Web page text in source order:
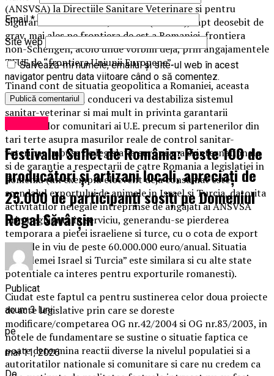
(ANSVSA) la Directiile Sanitare Veterinare si pentru
Siguranta Alimentelor Judetene (DSVSA), fapt deosebit de
grav, mai ales pe frontiera de est a Romaniei, frontiera
non-Schengen, acolo unde vorbim deja, prin angajamentele
TFUE de “frontiera Uniunii Europene”.
Tinand cont de situatia geopolitica a Romaniei, aceasta
intentie a actualei conduceri va destabiliza sistemul
sanitar-veterinar si mai mult in privinta garantarii
partenerilor comunitari ai U.E. precum si partenerilor din
tari terte asupra masurilor reale de control sanitar-
veterinar impuse de legislatia europeana si internationala
si de garantie a respectarii de catre Romania a legislatiei in
domeniu (un exemplu elocvent deja consumat este
scandalul exportului de animale in Israel si Turcia, datorita
activitatilor nelegale intreprinse de angajati ai ANSVSA
prin neglijenta in serviciu, generandu-se pierderea
temporara a pietei israeliene si turce, cu o cota de export
animale in viu de peste 60.000.000 euro/anual. Situatia
“problemei Israel si Turcia” este similara si cu alte state
potentiale ca interes pentru exporturile romanesti).
Ciudat este faptul ca pentru sustinerea celor doua proiecte
de acte legislative prin care se doreste
modificare/competarea OG nr.42/2004 si OG nr.83/2003, in
notele de fundamentare se sustine o situatie faptica ce
poate determina reactii diverse la nivelul populatiei si a
autoritatilor nationale si comunitare si care nu credem ca
Email*
Site web
Salvează-mi numele, emailul și site-ul web în acest
navigator pentru data viitoare când o să comentez.
Festivalul Suflet de România: Peste 100 de
producători și artizani locali, apreciați de
25.000 de participanți sosiți pe Domeniul
Regal Săvârșin
Publicat
acum 3 luni
pe
mai 11, 2026
De